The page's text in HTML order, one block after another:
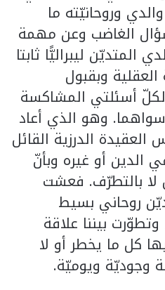
وروحانيّته ما
الغاضب وعن مهمة
المتديّن ليبراليًّا ثابتا
العقلية وبقبول
أسئلتي المشاكسة
وهو الذي أعاد
الدرزية القائل
الدين أو غيره وبأنّ
لا بالتطرّف. فعشت
روحاني بسيط
بيننا علاقة
كل ما يخطر أو لا
وجوديّة ويوميّة.